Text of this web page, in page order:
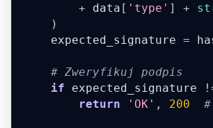
+ data [ 'type' ] +
)
    expected_signature
=
# Zweryfikuj podpis
if expected_signature
return
'OK' , 200